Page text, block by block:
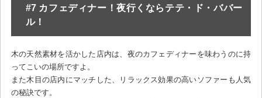
#7 カフェディナー！夜行くならテテ・ド・ババー
ル！
木の天然素材を活かした店内は、夜のカフェディナーを味わうのに持
ってこいの場所ですよ。
また木目の店内にマッチした、リラックス効果の高いソファーも人気
の秘訣です。